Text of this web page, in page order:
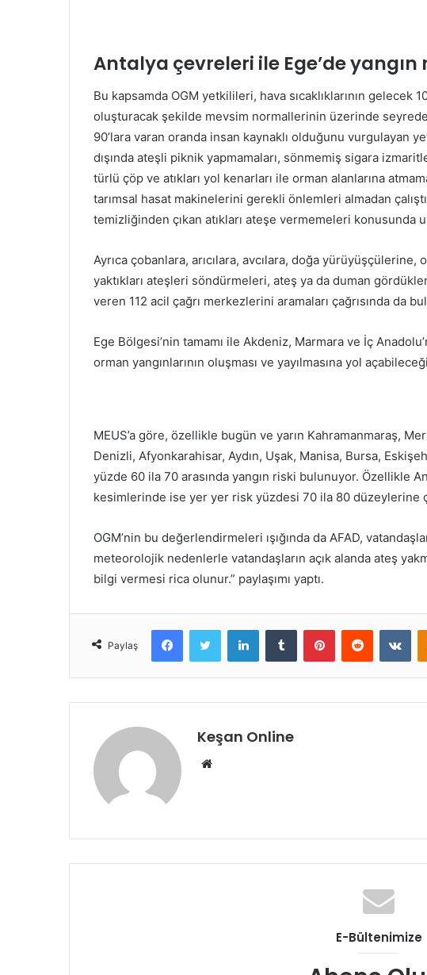
Antalya çevreleri ile Ege’de yangın
Bu kapsamda OGM yetkilileri, hava sıcaklıklarının gelecek
oluşturacak şekilde mevsim normallerinin üzerinde
90’lara varan oranda insan kaynaklı olduğunu vurgulayan
dışında ateşli piknik yapmamaları, sönmemiş sigara
türlü çöp ve atıkları yol kenarları ile orman alanlarına
tarımsal hasat makinelerini gerekli önlemleri almadan
temizliğinden çıkan atıkları ateşe vermemeleri konusunda
Ayrıca çobanlara, arıcılara, avcılara, doğa yürüyüşçülerine,
yaktıkları ateşleri söndürmeleri, ateş ya da duman
veren 112 acil çağrı merkezlerini aramaları çağrısında da
Ege Bölgesi’nin tamamı ile Akdeniz, Marmara ve İç
orman yangınlarının oluşması ve yayılmasına yol
MEUS’a göre, özellikle bugün ve yarın Kahramanmaraş,
Denizli, Afyonkarahisar, Aydın, Uşak, Manisa, Bursa,
yüzde 60 ila 70 arasında yangın riski bulunuyor. Özellikle
kesimlerinde ise yer yer risk yüzdesi 70 ila 80 düzeylerine
OGM’nin bu değerlendirmeleri ışığında da AFAD,
meteorolojik nedenlerle vatandaşların açık alanda ateş
bilgi vermesi rica olunur.” paylaşımı yaptı.
Paylaş
FacebookTwitter LinkedInTumblr PinterestReddit
Keşan Online
Web
E-Bültenimize